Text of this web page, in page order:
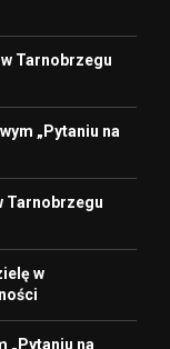
Tarnobrzegu
„Pytaniu na
Tarnobrzegu
w
„Pytaniu na